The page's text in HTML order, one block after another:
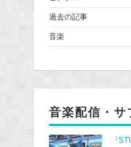
過去の記事
音楽
音楽配信・サ
『